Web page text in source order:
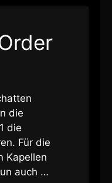
die
die
Für die
Kapellen
auch …